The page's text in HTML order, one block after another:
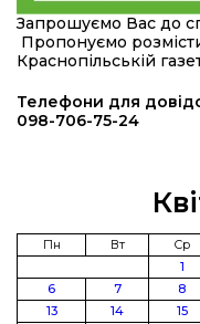
20:36
22 лип
Нова
з
кошти
14:37
21 лип
Захищав
пам’яті
Від штанги
колишнього
11:19
21 лип
На щиті
Захисника
Запрошуємо Вас до
Пропонуємо
Краснопільській
Телефони для
098-706-75-24
Пн Вт Ср
1
6
7 8
13
14 15